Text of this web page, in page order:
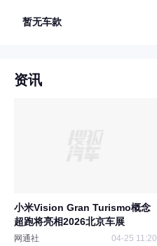
暂无车款
资讯
小米Vision Gran Turismo概念
超跑将亮相2026北京车展
网通社 04-25 11:20